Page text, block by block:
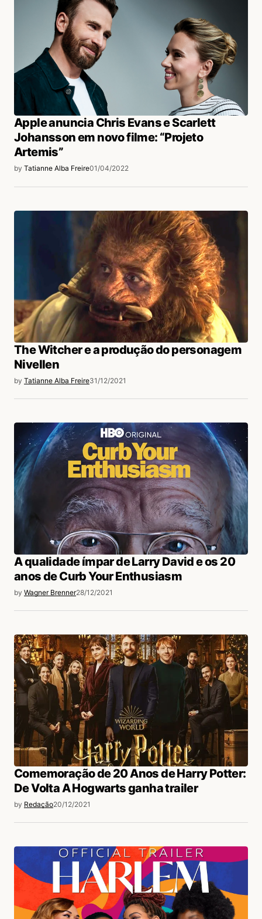
Apple anuncia Chris Evans e Scarlett
Johansson em novo filme: “Projeto
Artemis”
by Tatianne Alba Freire01/04/2022
The Witcher e a produção do personagem
Nivellen
by Tatianne Alba Freire31/12/2021
A qualidade ímpar de Larry David e os 20
anos de Curb Your Enthusiasm
by Wagner Brenner28/12/2021
Comemoração de 20 Anos de Harry Potter:
De Volta A Hogwarts ganha trailer
by Redação20/12/2021